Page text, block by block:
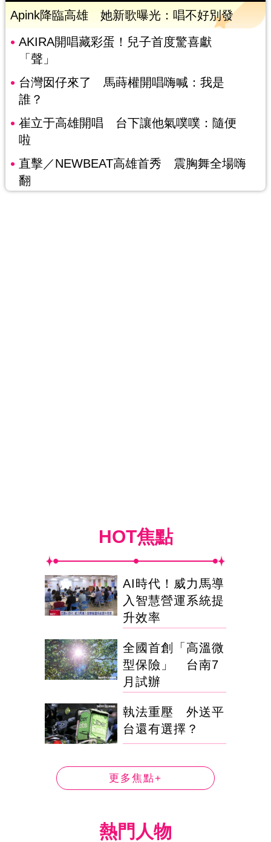
Apink降臨高雄 她新歌曝光：唱不好別發
AKIRA開唱藏彩蛋！兒子首度驚喜獻
「聲」
台灣囡仔來了 馬蒔權開唱嗨喊：我是
誰？
崔立于高雄開唱 台下讓他氣噗噗：隨便
啦
直擊／NEWBEAT高雄首秀 震胸舞全場嗨
翻
HOT焦點
AI時代！威力馬導
入智慧營運系統提
升效率
全國首創「高溫微
型保險」 台南7
月試辦
執法重壓 外送平
台還有選擇？
更多焦點+
熱門人物